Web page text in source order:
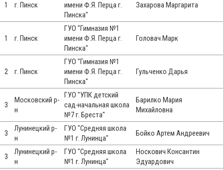
1 г. Пинск
имени Ф.Я. Перца г.
Пинска"
Захарова Маргарита
1 г. Пинск
ГУО "Гимназия №1
имени Ф.Я. Перца г.
Пинска"
Головач Марк
2 г. Пинск
ГУО "Гимназия №1
имени Ф.Я. Перца г.
Пинска"
Гульченко Дарья
3
Московский р-
н
ГУО "УПК детский
сад-начальная школа
№7 г. Бреста"
Барилко Мария
Михайловна
3
Лунинецкий р-
н
ГУО "Средняя школа
№1 г. Лунинца"
Бойко Артем Андреевич
3
Лунинецкий р-
н
ГУО "Средняя школа
№1 г. Лунинца"
Носкович Консантин
Эдуардович